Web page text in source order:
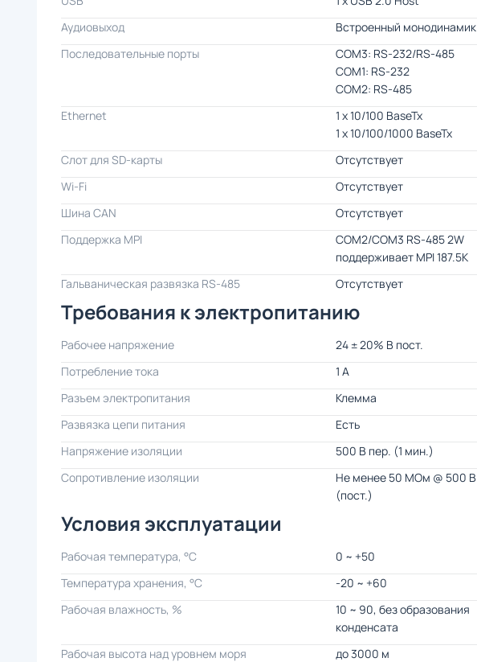
Аудиовыход
Встроенный монодинамик
Последовательные порты
COM3: RS-232/RS-485
COM1: RS-232
COM2: RS-485
Ethernet
1 x 10/100 BaseTx
1 x 10/100/1000 BaseTx
Слот для SD-карты
Отсутствует
Wi-Fi
Отсутствует
Шина CAN
Отсутствует
Поддержка MPI
COM2/COM3 RS-485 2W
поддерживает MPI 187.5K
Гальваническая развязка RS-485
Отсутствует
Требования к электропитанию
Рабочее напряжение
24 ± 20% В пост.
Потребление тока
1 А
Разъем электропитания
Клемма
Развязка цепи питания
Есть
Напряжение изоляции
500 В пер. (1 мин.)
Сопротивление изоляции
Не менее 50 МОм @ 500 В
(пост.)
Условия эксплуатации
Рабочая температура, °C
0 ~ +50
Температура хранения, °C
-20 ~ +60
Рабочая влажность, %
10 ~ 90, без образования
конденсата
Рабочая высота над уровнем моря
до 3000 м